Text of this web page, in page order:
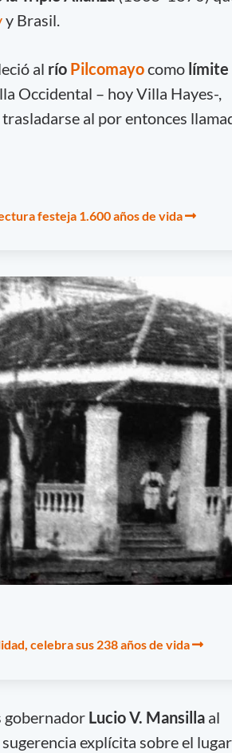
y Brasil.
al río Pilcomayocomo límite
Occidental – hoy Villa Hayes-,
al por entonces
festeja 1.600 años de vida
celebra sus 238 años de vida
gobernador Lucio V. Mansillaal
explícita sobre el lugar